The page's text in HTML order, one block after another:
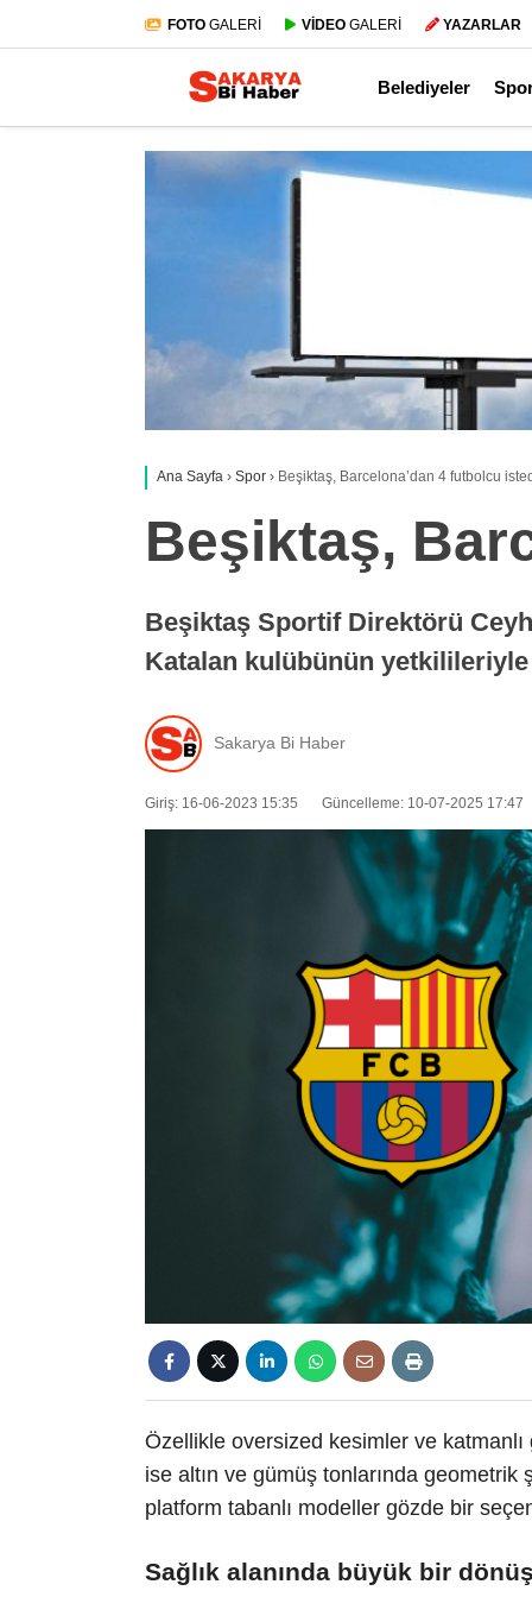
FOTO GALERİ VİDEO GALERİ YAZARLAR
Belediyeler
Ana Sayfa › Spor › Beşiktaş, Barcelona’dan 4 futbolcu
Beşiktaş,
Beşiktaş Sportif Direktörü
Katalan kulübünün
Sakarya Bi Haber
Giriş: 16-06-2023 15:35 Güncelleme: 10-07-2025 17:47
Özellikle oversized kesimler ve
ise altın ve gümüş tonlarında geometrik
platform tabanlı modeller gözde bir
Sağlık alanında büyük bir